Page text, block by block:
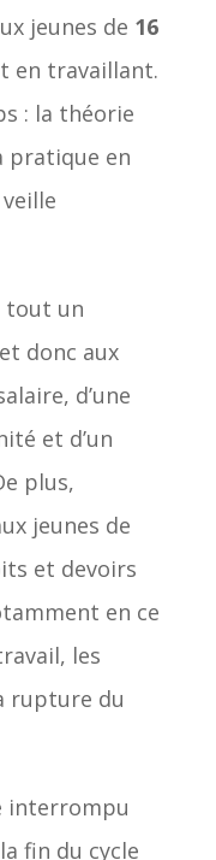
jeunes de 16
en travaillant.
: la théorie
pratique en
tout un
donc aux
d’une
et d’un
plus,
jeunes de
et devoirs
en ce
les
rupture du
interrompu
fin du cycle